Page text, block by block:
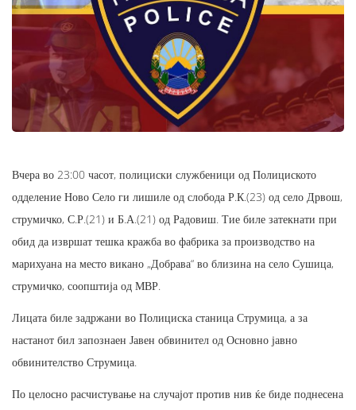
Вчера во 23:00 часот, полициски службеници од Полициското
одделение Ново Село ги лишиле од слобода Р.К.(23) од село Дрвош,
струмичко, С.Р.(21) и Б.А.(21) од Радовиш. Тие биле затекнати при
обид да извршат тешка кражба во фабрика за производство на
марихуана на место викано „Добрава“ во близина на село Сушица,
струмичко, соопштија од МВР.
Лицата биле задржани во Полициска станица Струмица, а за
настанот бил запознаен Јавен обвинител од Основно јавно
обвинителство Струмица.
По целосно расчистување на случајот против нив ќе биде поднесена